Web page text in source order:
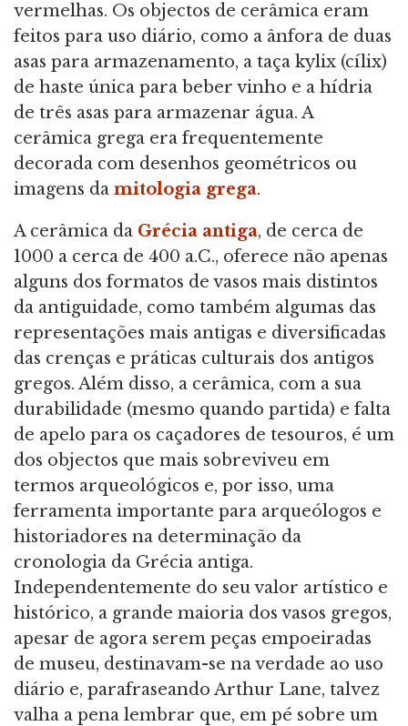
vermelhas. Os objectos de cerâmica eram
feitos para uso diário, como a ânfora de duas
asas para armazenamento, a taça kylix (cílix)
de haste única para beber vinho e a hídria
de três asas para armazenar água. A
cerâmica grega era frequentemente
decorada com desenhos geométricos ou
imagens da mitologia grega.
A cerâmica da Grécia antiga, de cerca de
1000 a cerca de 400 a.C., oferece não apenas
alguns dos formatos de vasos mais distintos
da antiguidade, como também algumas das
representações mais antigas e diversificadas
das crenças e práticas culturais dos antigos
gregos. Além disso, a cerâmica, com a sua
durabilidade (mesmo quando partida) e falta
de apelo para os caçadores de tesouros, é um
dos objectos que mais sobreviveu em
termos arqueológicos e, por isso, uma
ferramenta importante para arqueólogos e
historiadores na determinação da
cronologia da Grécia antiga.
Independentemente do seu valor artístico e
histórico, a grande maioria dos vasos gregos,
apesar de agora serem peças empoeiradas
de museu, destinavam-se na verdade ao uso
diário e, parafraseando Arthur Lane, talvez
valha a pena lembrar que, em pé sobre um